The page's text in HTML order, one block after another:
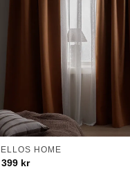
ELLOS HOME
399 kr